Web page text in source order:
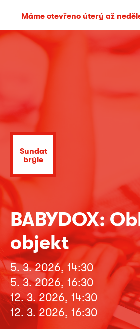
Máme otevřeno úterý až
Sundat
brýle
BABYDOX:
objekt
5. 3. 2026, 14:30
5. 3. 2026, 16:30
12. 3. 2026, 14:30
12. 3. 2026, 16:30